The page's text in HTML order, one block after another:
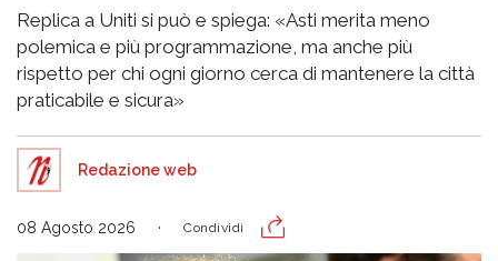
Replica a Uniti si può e spiega: «Asti merita meno
polemica e più programmazione, ma anche più
rispetto per chi ogni giorno cerca di mantenere la città
praticabile e sicura»
Redazione web
08 Agosto 2026 Condividi